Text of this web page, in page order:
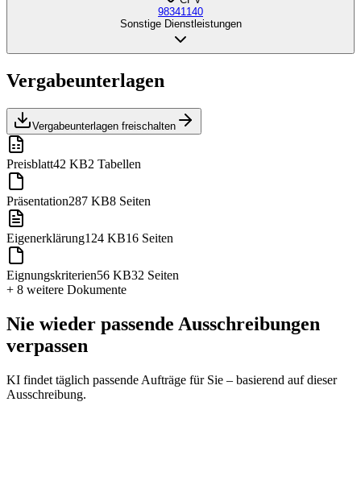
98341140
Sonstige Dienstleistungen
Vergabeunterlagen
Vergabeunterlagen freischalten
Preisblatt42 KB2 Tabellen
Präsentation287 KB8 Seiten
Eigenerklärung124 KB16 Seiten
Eignungskriterien56 KB32 Seiten
+ 8 weitere Dokumente
Nie wieder passende Ausschreibungen
verpassen
KI findet täglich passende Aufträge für Sie – basierend auf dieser
Ausschreibung.